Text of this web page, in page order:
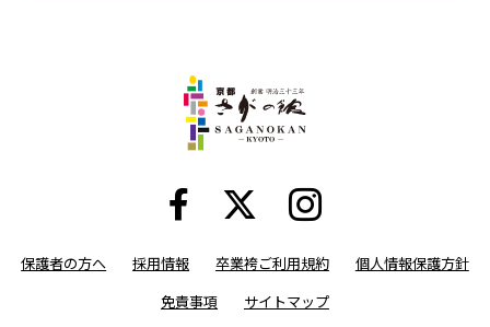
保護者の方へ 採用情報 卒業袴ご利用規約
個人情報保護方針
免責事項
サイトマップ